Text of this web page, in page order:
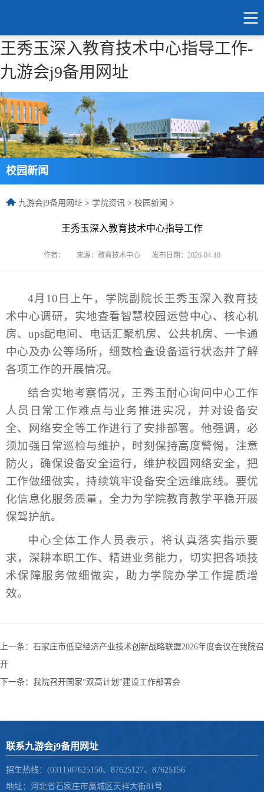
王秀玉深入教育技术中心指导工作-
九游会j9备用网址
校园新闻
九游会j9备用网址 > 学院资讯 > 校园新闻 >
王秀玉深入教育技术中心指导工作
作者： 来源：教育技术中心 发布日期：2026-04-10
4月10日上午，学院副院长王秀玉深入教育技
术中心调研，实地查看智慧校园运营中心、核心机
房、ups配电间、电话汇聚机房、公共机房、一卡通
中心及办公等场所，细致检查设备运行状态并了解
各项工作的开展情况。
结合实地考察情况，王秀玉耐心询问中心工作
人员日常工作难点与业务推进实况，并对设备安
全、网络安全等工作进行了安排部署。他强调，必
须加强日常巡检与维护，时刻保持高度警惕，注意
防火，确保设备安全运行，维护校园网络安全，把
工作做细做实，持续筑牢设备安全运维底线。要优
化信息化服务质量，全力为学院教育教学平稳开展
保驾护航。
中心全体工作人员表示，将认真落实指示要
求，深耕本职工作、精进业务能力，切实把各项技
术保障服务做细做实，助力学院办学工作提质增
效。
上一条： 石家庄市低空经济产业技术创新战略联盟2026年度会议在我院召
开
下一条： 我院召开国家“双高计划”建设工作部署会
联系九游会j9备用网址
招生热线：(0311)87625150、87625127、87625156
地址：河北省石家庄市藁城区天祥大街81号